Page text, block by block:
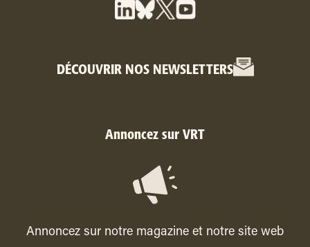
DÉCOUVRIR NOS NEWSLETTERS
Annoncez sur VRT
Annoncez sur notre magazine et notre site web